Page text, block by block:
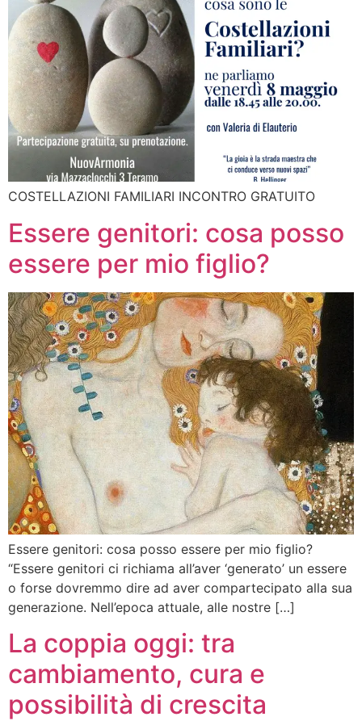
COSTELLAZIONI FAMILIARI INCONTRO GRATUITO
Essere genitori: cosa posso
essere per mio figlio?
Essere genitori: cosa posso essere per mio figlio?
“Essere genitori ci richiama all’aver ‘generato’ un essere
o forse dovremmo dire ad aver compartecipato alla sua
generazione. Nell’epoca attuale, alle nostre […]
La coppia oggi: tra
cambiamento, cura e
possibilità di crescita